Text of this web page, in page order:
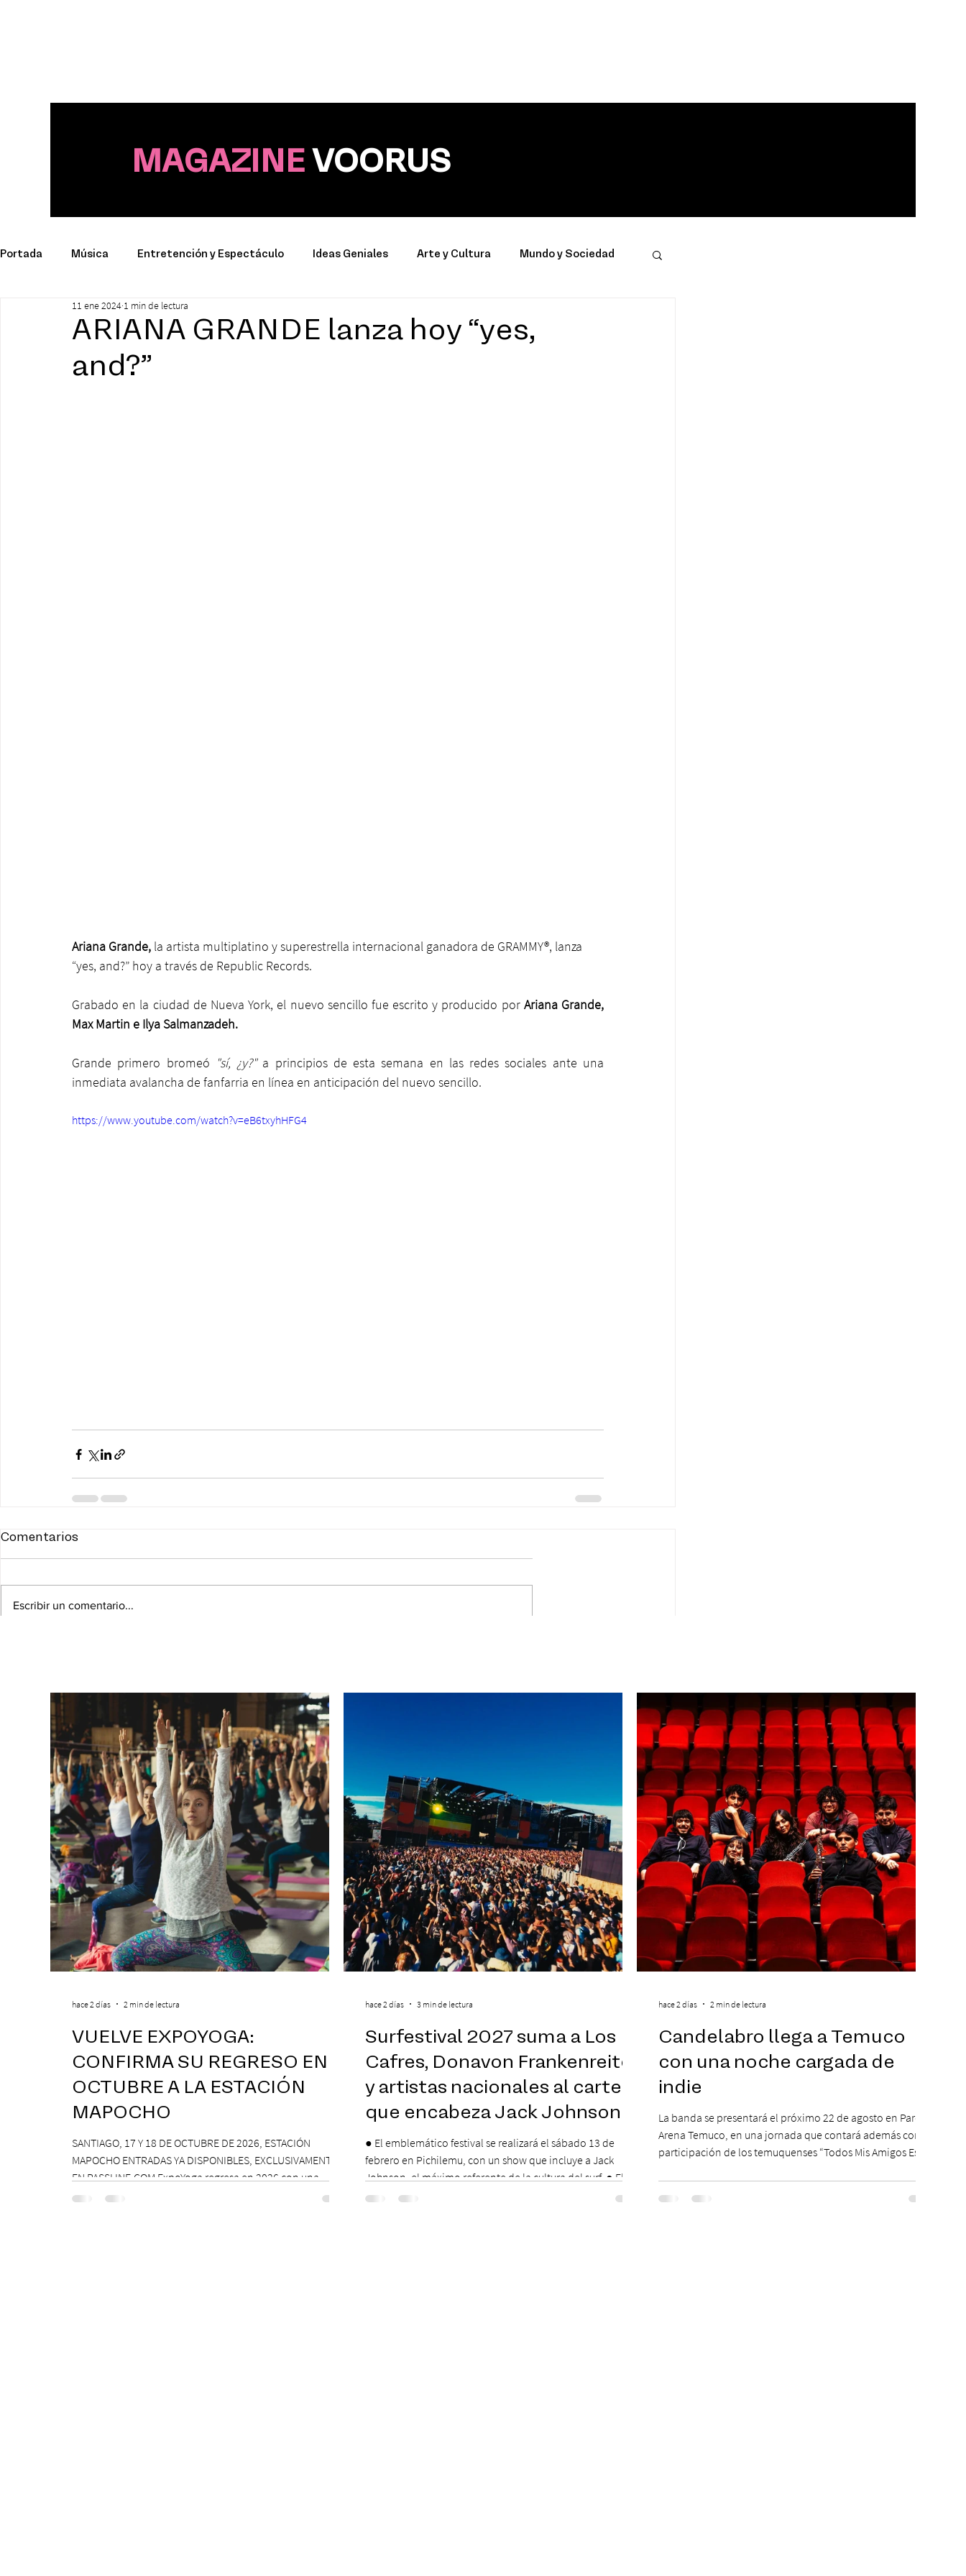
MAGAZINE VOORUS
Portada Música Entretención y Espectáculo Ideas Geniales Arte y Cultura Mundo y Sociedad
Productos y Marcas
ARIANA GRANDE lanza hoy “yes,
and?”
11 ene 2024 1 min de lectura
Ariana Grande, la artista multiplatino y superestrella internacional ganadora de GRAMMY®, lanza
“yes, and?” hoy a través de Republic Records.
Grabado en la ciudad de Nueva York, el nuevo sencillo fue escrito y producido por Ariana Grande,
Max Martin e Ilya Salmanzadeh.
Grande primero bromeó "sí, ¿y?" a principios de esta semana en las redes sociales ante una
inmediata avalancha de fanfarria en línea en anticipación del nuevo sencillo.
https://www.youtube.com/watch?v=eB6txyhHFG4
Comentarios
Escribir un comentario...
VUELVE EXPOYOGA:
CONFIRMA SU REGRESO EN
OCTUBRE A LA ESTACIÓN
MAPOCHO
SANTIAGO, 17 Y 18 DE OCTUBRE DE 2026, ESTACIÓN
MAPOCHO ENTRADAS YA DISPONIBLES, EXCLUSIVAMENTE
EN PASSLINE.COM ExpoYoga regresa en 2026 con una
edición renovada que reunirá yoga, bienestar y vida
hace 2 días 2 min de lectura
Surfestival 2027 suma a Los
Cafres, Donavon Frankenreiter
y artistas nacionales al cartel
que encabeza Jack Johnson
● El emblemático festival se realizará el sábado 13 de
febrero en Pichilemu, con un show que incluye a Jack
Johnson, el máximo referente de la cultura del surf. ● El
lunes 10 de agosto comienza la Preventa Exclusiva
hace 2 días 3 min de lectura
Candelabro llega a Temuco
con una noche cargada de
indie
La banda se presentará el próximo 22 de agosto en Parque
Arena Temuco, en una jornada que contará además con la
participación de los temuquenses “Todos Mis Amigos Están
presentación de Candelabro, banda que llegará a la capital
hace 2 días 2 min de lectura